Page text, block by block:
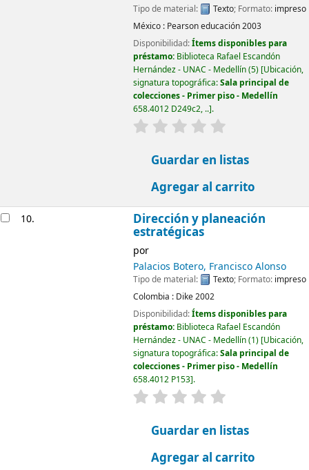
Tipo de material:
Texto; Formato: impreso
México : Pearson educación2003
Disponibilidad:Ítems disponibles para
préstamo: Biblioteca Rafael Escandón
Hernández - UNAC - Medellín(5) Ubicación,
signatura topográfica:Sala principal de
colecciones - Primer piso - Medellín
658.4012 D249c2, .. .
valoración
Guardar en listas
Agregar al carrito
10. Dirección y planeación
estratégicas
por
Palacios Botero, Francisco Alonso
Tipo de material: Texto; Formato: impreso
Colombia : Dike2002
Disponibilidad:Ítems disponibles para
préstamo: Biblioteca Rafael Escandón
Hernández - UNAC - Medellín(1) Ubicación,
signatura topográfica:Sala principal de
colecciones - Primer piso - Medellín
658.4012 P153 .
valoración
Guardar en listas
Agregar al carrito